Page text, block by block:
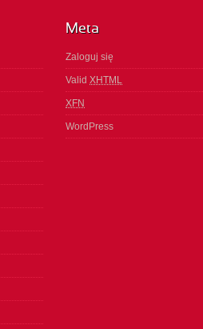
Meta
Zaloguj się
Valid XHTML
XFN
WordPress